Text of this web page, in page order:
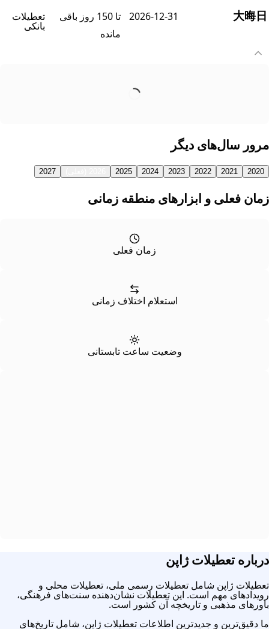
大晦
2026-12-31
تا 150 روز باقی
مانده
تعطیلات
بانکی
سال‌های دیگر
2020
2021
2022
2023
2024
2025
2027
فعلی و ابزارهای منطقه زمانی
زمان فعلی
استعلام اختلاف زمانی
وضعیت ساعت تابستانی
تعطیلات ژاپن
ژاپن شامل تعطیلات رسمی ملی، تعطیلات محلی و
مهم است. این تعطیلات نشان‌دهنده سنت‌های فرهنگی،
مذهبی و تاریخچه آن کشور است.
دقیق‌ترین و جدیدترین اطلاعات تعطیلات ژاپن، شامل تاریخ‌های